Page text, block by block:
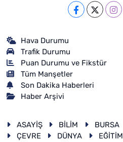
Hava Durumu
Trafik Durumu
Puan Durumu ve Fikstür
Tüm Manşetler
Son Dakika Haberleri
Haber Arşivi
ASAYİŞ BİLİM BURSA
ÇEVRE
DÜNYA EĞİTİM